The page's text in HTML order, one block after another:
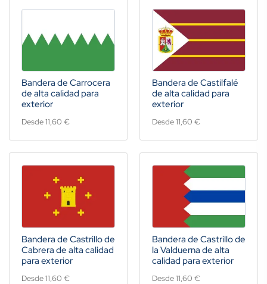
Bandera de Carrocera
de alta calidad para
exterior
Desde 11,60 €
Bandera de Castilfalé
de alta calidad para
exterior
Desde 11,60 €
Bandera de Castrillo de
Cabrera de alta calidad
para exterior
Desde 11,60 €
Bandera de Castrillo de
la Valduerna de alta
calidad para exterior
Desde 11,60 €